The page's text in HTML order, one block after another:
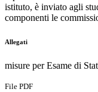
istituto, è inviato agli
componenti le
Allegati
misure per Esame di
File PDF